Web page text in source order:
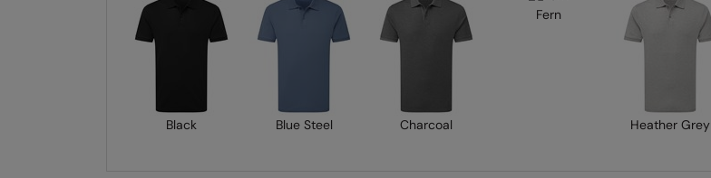
Black Blue Steel Charcoal
Fern
Heather Grey